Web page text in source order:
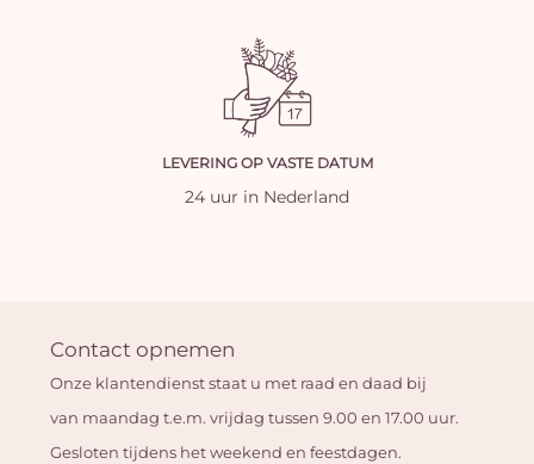
LEVERING OP VASTE DATUM
24 uur in Nederland
Contact opnemen
Onze klantendienst staat u met raad en daad bij
van maandag t.e.m. vrijdag tussen 9.00 en 17.00 uur.
Gesloten tijdens het weekend en feestdagen.